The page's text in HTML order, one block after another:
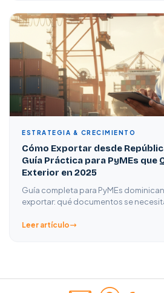
ESTRATEGIA & CRECIMIENTO
Cómo Exportar desde
Guía Práctica para PyMEs que
Exterior en 2025
Guía completa para PyMEs
exportar: qué documentos se
Leer artículo